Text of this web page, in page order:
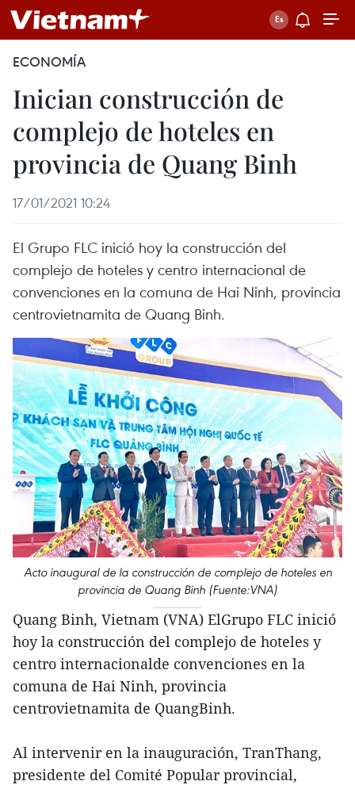
ECONOMÍA
Inician construcción de
complejo de hoteles en
provincia de Quang Binh
17/01/2021 10:24
El Grupo FLC inició hoy la construcción del
complejo de hoteles y centro internacional de
convenciones en la comuna de Hai Ninh, provincia
centrovietnamita de Quang Binh.
Acto inaugural de la construcción de complejo de hoteles en
provincia de Quang Binh (Fuente:VNA)
Quang Binh, Vietnam (VNA) ElGrupo FLC inició
hoy la construcción del complejo de hoteles y
centro internacionalde convenciones en la
comuna de Hai Ninh, provincia
centrovietnamita de QuangBinh.
Al intervenir en la inauguración, TranThang,
presidente del Comité Popular provincial,